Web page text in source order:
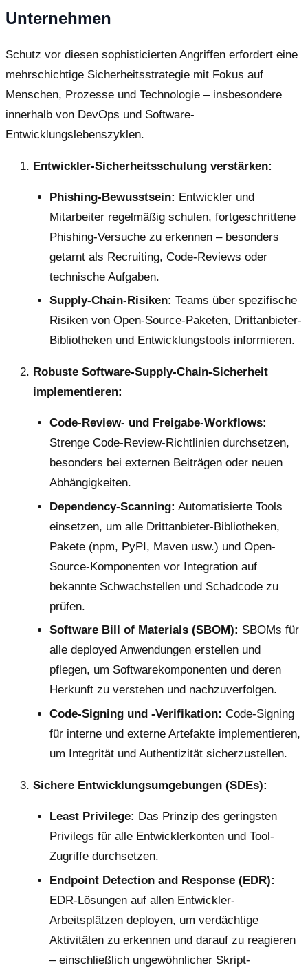
Unternehmen
Schutz vor diesen sophisticierten Angriffen erfordert eine
mehrschichtige Sicherheitsstrategie mit Fokus auf
Menschen, Prozesse und Technologie – insbesondere
innerhalb von DevOps und Software-
Entwicklungslebenszyklen.
Entwickler-Sicherheitsschulung verstärken:
Phishing-Bewusstsein: Entwickler und
Mitarbeiter regelmäßig schulen, fortgeschrittene
Phishing-Versuche zu erkennen – besonders
getarnt als Recruiting, Code-Reviews oder
technische Aufgaben.
Supply-Chain-Risiken: Teams über spezifische
Risiken von Open-Source-Paketen, Drittanbieter-
Bibliotheken und Entwicklungstools informieren.
Robuste Software-Supply-Chain-Sicherheit
implementieren:
Code-Review- und Freigabe-Workflows:
Strenge Code-Review-Richtlinien durchsetzen,
besonders bei externen Beiträgen oder neuen
Abhängigkeiten.
Dependency-Scanning: Automatisierte Tools
einsetzen, um alle Drittanbieter-Bibliotheken,
Pakete (npm, PyPI, Maven usw.) und Open-
Source-Komponenten vor Integration auf
bekannte Schwachstellen und Schadcode zu
prüfen.
Software Bill of Materials (SBOM): SBOMs für
alle deployed Anwendungen erstellen und
pflegen, um Softwarekomponenten und deren
Herkunft zu verstehen und nachzuverfolgen.
Code-Signing und -Verifikation: Code-Signing
für interne und externe Artefakte implementieren,
um Integrität und Authentizität sicherzustellen.
Sichere Entwicklungsumgebungen (SDEs):
Least Privilege: Das Prinzip des geringsten
Privilegs für alle Entwicklerkonten und Tool-
Zugriffe durchsetzen.
Endpoint Detection and Response (EDR):
EDR-Lösungen auf allen Entwickler-
Arbeitsplätzen deployen, um verdächtige
Aktivitäten zu erkennen und darauf zu reagieren
– einschließlich ungewöhnlicher Skript-